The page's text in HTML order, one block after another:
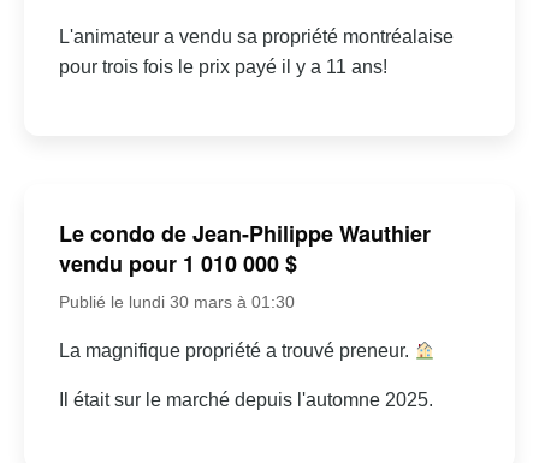
L'animateur a vendu sa propriété montréalaise
pour trois fois le prix payé il y a 11 ans!
Le condo de Jean-Philippe Wauthier
vendu pour 1 010 000 $
Publié le lundi 30 mars à 01:30
La magnifique propriété a trouvé preneur.
Il était sur le marché depuis l'automne 2025.